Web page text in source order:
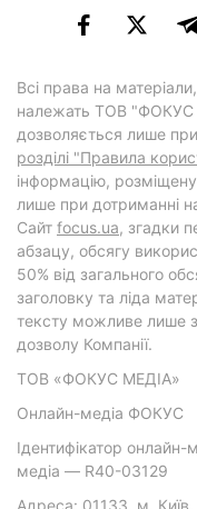
Всі права на
належать ТОВ "ФОКУС
дозволяється лише
розділі "Правила
інформацію,
лише при дотриманні
Cайт focus.ua, згадки
абзацу, обсягу
50% від загального
заголовку та ліда
тексту можливе лише
дозволу Компанії.
ТОВ «ФОКУС МЕДІА»
Онлайн-медіа ФОКУС
Ідентифікатор онлайн-
медіа — R40-03129
Адреса: 01133, м. Київ,